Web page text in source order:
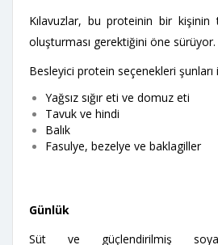
Kılavuzlar, bu proteinin bir kişinin
oluşturması gerektiğini öne sürüyor.
Besleyici protein seçenekleri şunları
Yağsız sığır eti ve domuz eti
Tavuk ve hindi
Balık
Fasulye, bezelye ve baklagiller
Günlük
Süt ve güçlendirilmiş